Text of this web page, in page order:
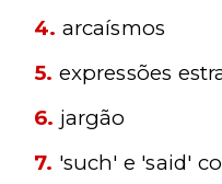
4. arcaísmos
5. expressões
6. jargão
7. 'such' e 'said'